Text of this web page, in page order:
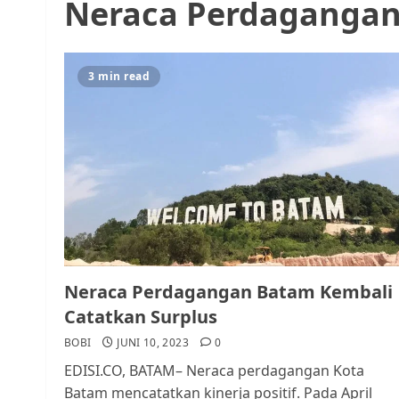
Neraca
3 min read
Neraca Perdagangan Batam Kembali
Catatkan Surplus
BOBI JUNI 10, 2023 0
EDISI.CO, BATAM– Neraca perdagangan Kota
Batam mencatatkan kinerja positif. Pada April